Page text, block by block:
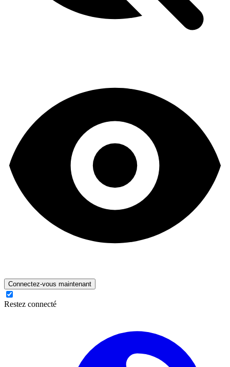
Connectez-vous maintenant
Restez connecté